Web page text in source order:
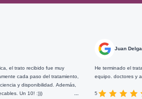
muy
tratamiento,
Además,
...
Juan Delgado En Google
He terminado el tratamiento dental
equipo. doctores y asistentes, ahora